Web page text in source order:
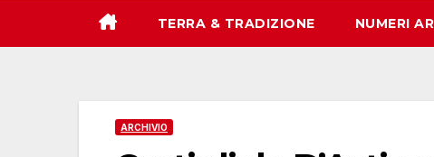
TERRA & TRADIZIONE NUMERI
ARCHIVIO